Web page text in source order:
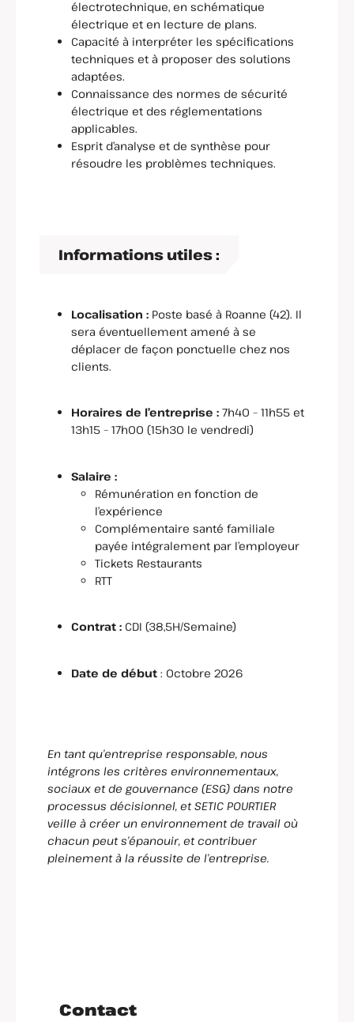
électrotechnique, en schématique
électrique et en lecture de plans.
Capacité à interpréter les spécifications
techniques et à proposer des solutions
adaptées.
Connaissance des normes de sécurité
électrique et des réglementations
applicables.
Esprit d’analyse et de synthèse pour
résoudre les problèmes techniques.
Informations utiles :
Localisation : Poste basé à Roanne (42). Il
sera éventuellement amené à se
déplacer de façon ponctuelle chez nos
clients.
Horaires de l’entreprise : 7h40 – 11h55 et
13h15 – 17h00 (15h30 le vendredi)
Salaire :
Rémunération en fonction de
l’expérience
Complémentaire santé familiale
payée intégralement par l’employeur
Tickets Restaurants
RTT
Contrat : CDI (38,5H/Semaine)
Date de début : Octobre 2026
En tant qu’entreprise responsable, nous
intégrons les critères environnementaux,
sociaux et de gouvernance (ESG) dans notre
processus décisionnel, et SETIC POURTIER
veille à créer un environnement de travail où
chacun peut s’épanouir, et contribuer
pleinement à la réussite de l’entreprise.
Contact